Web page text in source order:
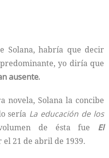
Solana, habría que decir
yo diría que
ausente.
novela, Solana la concibe
sería La educación de los
de ésta fue El
el 21 de abril de 1939.